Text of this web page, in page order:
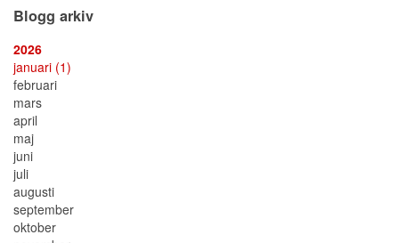
Blogg arkiv
2026
januari (1)
februari
mars
april
maj
juni
juli
augusti
september
oktober